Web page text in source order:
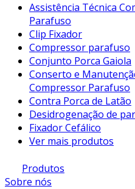
Assistência Técnica
Parafuso
Clip Fixador
Compressor parafuso
Conjunto Porca Gaiola
Conserto e
Compressor Parafuso
Contra Porca de Latão
Desidrogenação de
Fixador Cefálico
Ver mais produtos
Produtos
Sobre nós